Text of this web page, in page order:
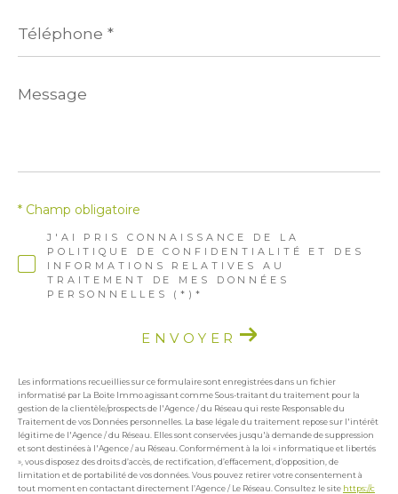
*
Message
*
J'AI PRIS CONNAISSANCE DE LA
POLITIQUE DE CONFIDENTIALITÉ ET DES
INFORMATIONS RELATIVES AU
TRAITEMENT DE MES DONNÉES
PERSONNELLES (*)*
* Champ obligatoire
ENVOYER
Les informations recueillies sur ce formulaire sont enregistrées dans un fichier
informatisé par La Boite Immo agissant comme Sous-traitant du traitement pour la
gestion de la clientèle/prospects de l'Agence / du Réseau qui reste Responsable du
Traitement de vos Données personnelles. La base légale du traitement repose sur l'intérêt
légitime de l'Agence / du Réseau. Elles sont conservées jusqu'à demande de suppression
et sont destinées à l'Agence / au Réseau. Conformément à la loi « informatique et libertés
», vous disposez des droits d’accès, de rectification, d’effacement, d’opposition, de
limitation et de portabilité de vos données. Vous pouvez retirer votre consentement à
tout moment en contactant directement l’Agence / Le Réseau. Consultez le site https://c